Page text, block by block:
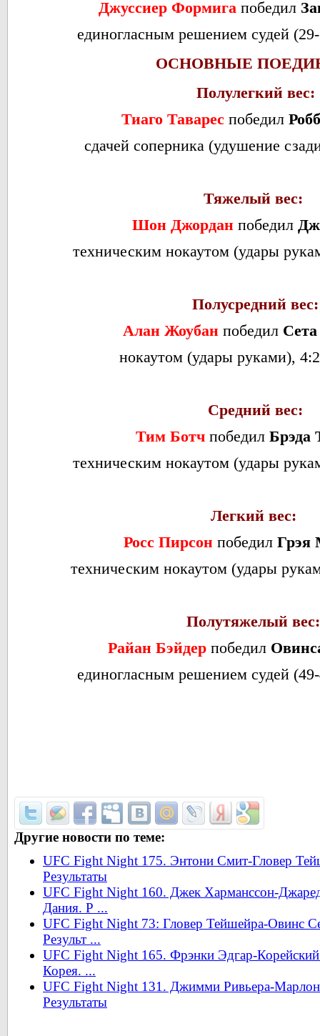
Джуссиер Формига победил
единогласным решением судей
ОСНОВНЫЕ
Полулегкий вес:
Тиаго Таварес победил
сдачей соперника (удушение
Тяжелый вес:
Шон Джордан победил
техническим нокаутом (удары
Полусредний вес:
Алан Жоубан победил
нокаутом (удары руками),
Средний вес:
Тим Ботч победил Брэда
техническим нокаутом (удары
Легкий вес:
Росс Пирсон победил Грэя
техническим нокаутом (удары
Полутяжелый вес:
Райан Бэйдерпобедил
единогласным решением судей
Другие новости по теме:
UFC Fight Night 175. Энтони Смит-Гловер
Результаты
UFC Fight Night 160. Джек Харманссон-
Дания. Р ...
UFC Fight Night 73: Гловер Тейшейра-Овинс
Результ ...
UFC Fight Night 165. Фрэнки Эдгар-
Корея. ...
UFC Fight Night 131. Джимми Ривьера-
Результаты